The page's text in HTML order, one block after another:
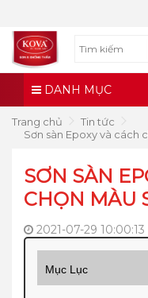
DANH MỤC
Trang chủ
Tin tức
Sơn sàn Epoxy và cách
SƠN SÀN
CHỌN MÀU
2021-07-29 10:00:13
Mục Lục